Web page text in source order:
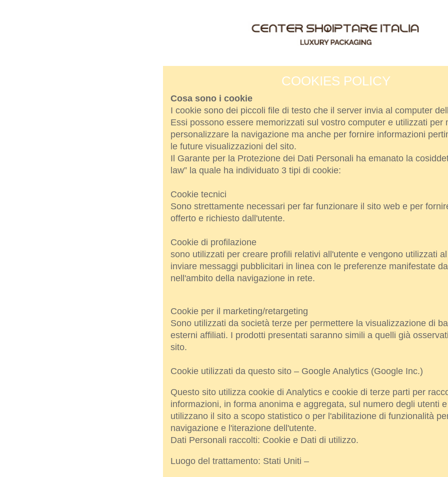
COOKIES POLICY
Cosa sono i cookie
I cookie sono dei piccoli file di testo che il server invia al computer
Essi possono essere memorizzati sul vostro computer e utilizzati per
personalizzare la navigazione ma anche per fornire informazioni
le future visualizzazioni del sito.
Il Garante per la Protezione dei Dati Personali ha emanato la
law” la quale ha individuato 3 tipi di cookie:
Cookie tecnici
Sono strettamente necessari per far funzionare il sito web e per
offerto e richiesto dall'utente.
Cookie di profilazione
sono utilizzati per creare profili relativi all'utente e vengono utilizzati
inviare messaggi pubblicitari in linea con le preferenze manifestate
nell'ambito della navigazione in rete.
Cookie per il marketing/retargeting
Sono utilizzati da società terze per permettere la visualizzazione di
esterni affiliati. I prodotti presentati saranno simili a quelli già
sito.
Cookie utilizzati da questo sito – Google Analytics (Google Inc.)
Questo sito utilizza cookie di Analytics e cookie di terze parti per
informazioni, in forma anonima e aggregata, sul numero degli utenti
utilizzano il sito a scopo statistico o per l'abilitazione di funzionalità
navigazione e l'iterazione dell'utente.
Dati Personali raccolti: Cookie e Dati di utilizzo.
Luogo del trattamento: Stati Uniti –